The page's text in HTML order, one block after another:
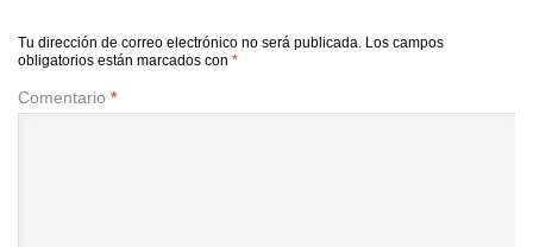
Tu dirección de correo electrónico no será publicada. Los campos
obligatorios están marcados con *
Comentario *